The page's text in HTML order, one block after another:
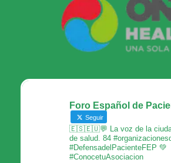
Foro Español de
Seguir
🇪🇸🇪🇺💬 La voz de la
de salud. 84
#DefensadelPacienteFEP 💚
#ConocetuAsociacion